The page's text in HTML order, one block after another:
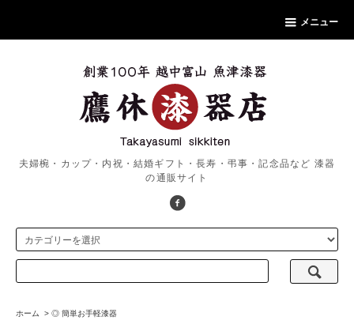
メニュー
夫婦椀・カップ・内祝・結婚ギフト・長寿・弔事・記念品など 漆器
の通販サイト
ホーム > ◎ 簡単お手軽漆器